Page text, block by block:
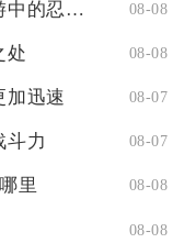
怎样能够迅速提升火影忍者手游中的忍者实力 08-08
处 08-08
加迅速 08-07
斗力 08-07
里 08-08
08-08